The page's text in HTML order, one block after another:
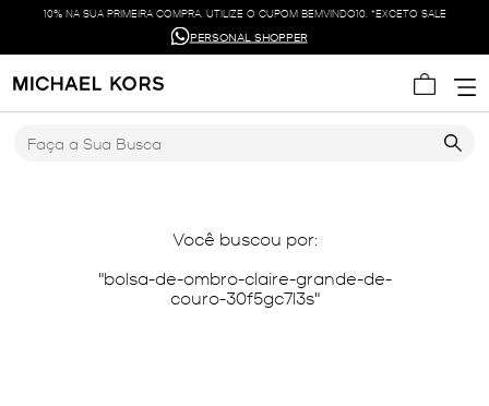
10% NA SUA PRIMEIRA COMPRA. UTILIZE O CUPOM BEMVINDO10. *EXCETO SALE
PERSONAL SHOPPER
Você buscou por:
bolsa-de-ombro-claire-grande-de-
couro-30f5gc7l3s